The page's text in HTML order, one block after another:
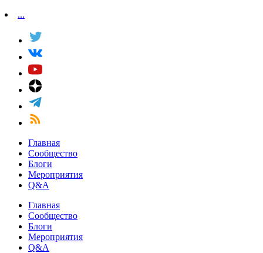
...
Главная
Сообщество
Блоги
Мероприятия
Q&A
Главная
Сообщество
Блоги
Мероприятия
Q&A